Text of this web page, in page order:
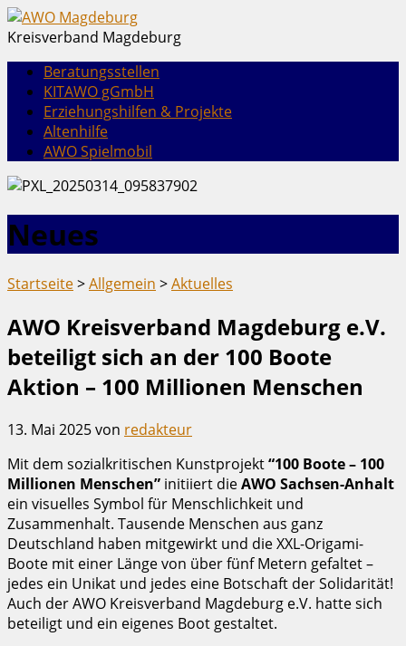
Kreisverband Magdeburg
Beratungsstellen
KITAWO gGmbH
Erziehungshilfen & Projekte
Altenhilfe
AWO Spielmobil
Neues
Startseite>Allgemein >Aktuelles
AWO Kreisverband Magdeburg e.V.
beteiligt sich an der 100 Boote
Aktion – 100 Millionen Menschen
13. Mai 2025von redakteur
Mit dem sozialkritischen Kunstprojekt“100 Boote – 100
Millionen Menschen” initiiert dieAWO Sachsen-Anhalt
ein visuelles Symbol für Menschlichkeit und
Zusammenhalt. Tausende Menschen aus ganz
Deutschland haben mitgewirkt und die XXL-Origami-
Boote mit einer Länge von über fünf Metern gefaltet –
jedes ein Unikat und jedes eine Botschaft der Solidarität!
Auch der AWO Kreisverband Magdeburg e.V. hatte sich
beteiligt und ein eigenes Boot gestaltet.